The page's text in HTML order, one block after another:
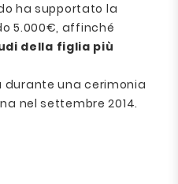
ha supportato la
5.000€, affinché
della figlia più
durante una cerimonia
nel settembre 2014.